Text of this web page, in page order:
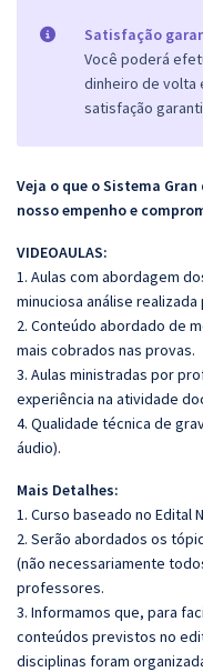
Satisfação
Você poderá
dinheiro de volta
satisfação
Veja o que o Sistema
nosso empenho e
VIDEOAULAS:
1. Aulas com abordagem
minuciosa análise
2. Conteúdo abordado de
mais cobrados nas provas.
3. Aulas ministradas por
experiência na atividade
4. Qualidade técnica de
áudio).
Mais Detalhes:
1. Curso baseado no Edital
2. Serão abordados os
(não necessariamente
professores.
3. Informamos que, para
conteúdos previstos no
disciplinas foram